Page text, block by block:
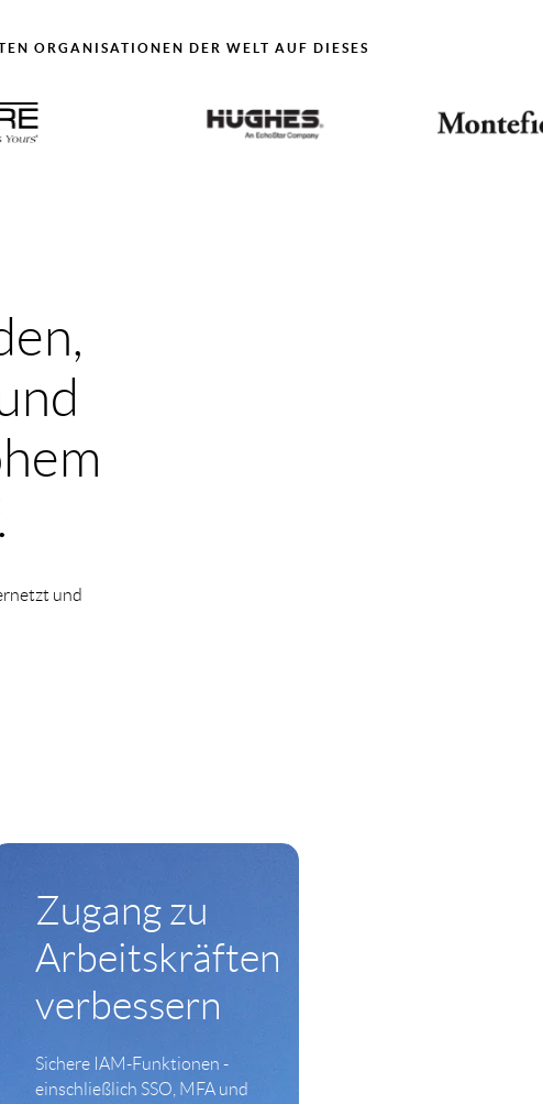
ORGANISATIONEN DER WELT AUF DIESES P
und
Zugang zu
Arbeitskräften
verbessern
Sichere IAM-Funktionen -
einschließlich SSO, MFA und